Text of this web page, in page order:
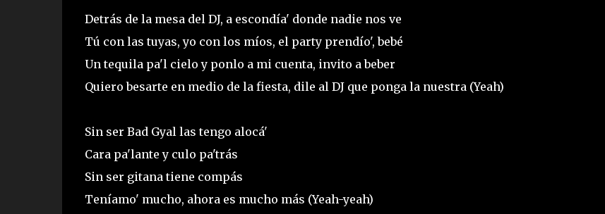
Detrás de la mesa del DJ, a escondía' donde nadie nos ve
Tú con las tuyas, yo con los míos, el party prendío', bebé
Un tequila pa'l cielo y ponlo a mi cuenta, invito a beber
Quiero besarte en medio de la fiesta, dile al DJ que ponga la nuestra (Yeah)
Sin ser Bad Gyal las tengo alocá'
Cara pa'lante y culo pa'trás
Sin ser gitana tiene compás
Teníamo' mucho, ahora es mucho más (Yeah-yeah)